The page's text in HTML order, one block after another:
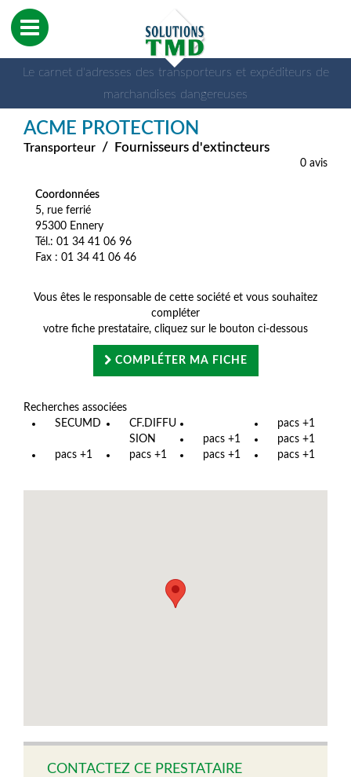
Le carnet d'adresses des transporteurs et expéditeurs de
marchandises dangereuses
ACME PROTECTION
Transporteur / Fournisseurs d'extincteurs
0 avis
Coordonnées
5, rue ferrié
95300 Ennery
Tél.: 01 34 41 06 96
Fax : 01 34 41 06 46
Vous êtes le responsable de cette société et vous souhaitez
compléter
votre fiche prestataire, cliquez sur le bouton ci-dessous
COMPLÉTER MA FICHE
Recherches associées
SECUMD
CF.DIFFU
SION
pacs +1
pacs +1
pacs +1
pacs +1
pacs +1 pacs +1 pacs +1
CONTACTEZ CE PRESTATAIRE